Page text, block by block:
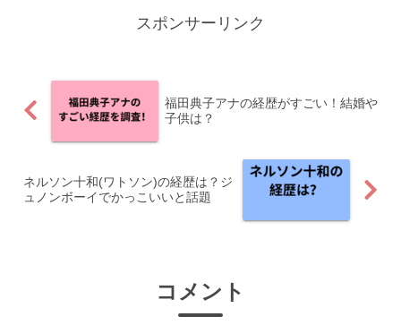
スポンサーリンク
福田典子アナの経歴がすごい！結婚や
子供は？
ネルソン十和(ワトソン)の経歴は？ジ
ュノンボーイでかっこいいと話題
コメント